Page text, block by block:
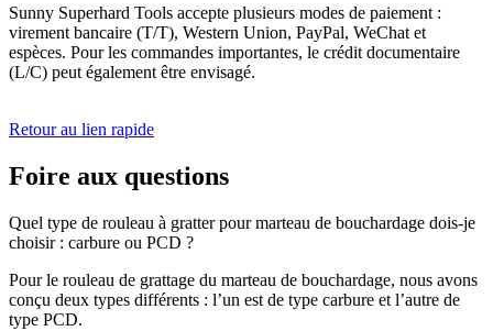
Sunny Superhard Tools accepte plusieurs modes de paiement :
virement bancaire (T/T), Western Union, PayPal, WeChat et
espèces. Pour les commandes importantes, le crédit documentaire
(L/C) peut également être envisagé.
Retour au lien rapide
Foire aux questions
Quel type de rouleau à gratter pour marteau de bouchardage dois-je
choisir : carbure ou PCD ?
Pour le rouleau de grattage du marteau de bouchardage, nous avons
conçu deux types différents : l’un est de type carbure et l’autre de
type PCD.